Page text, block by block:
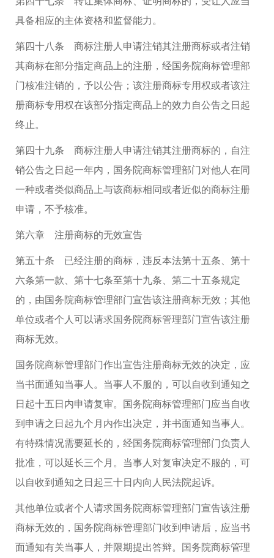
具备相应的主体资格和监督能力。
第四十八条 商标注册人申请注销其注册商标或者注销
其商标在部分指定商品上的注册，经国务院商标管理部
门核准注销的，予以公告；该注册商标专用权或者该注
册商标专用权在该部分指定商品上的效力自公告之日起
终止。
第四十九条 商标注册人申请注销其注册商标的，自注
销公告之日起一年内，国务院商标管理部门对他人在同
一种或者类似商品上与该商标相同或者近似的商标注册
申请，不予核准。
第六章 注册商标的无效宣告
第五十条 已经注册的商标，违反本法第十五条、第十
六条第一款、第十七条至第十九条、第二十五条规定
的，由国务院商标管理部门宣告该注册商标无效；其他
单位或者个人可以请求国务院商标管理部门宣告该注册
商标无效。
国务院商标管理部门作出宣告注册商标无效的决定，应
当书面通知当事人。当事人不服的，可以自收到通知之
日起十五日内申请复审。国务院商标管理部门应当自收
到申请之日起九个月内作出决定，并书面通知当事人。
有特殊情况需要延长的，经国务院商标管理部门负责人
批准，可以延长三个月。当事人对复审决定不服的，可
以自收到通知之日起三十日内向人民法院起诉。
其他单位或者个人请求国务院商标管理部门宣告该注册
商标无效的，国务院商标管理部门收到申请后，应当书
面通知有关当事人，并限期提出答辩。国务院商标管理